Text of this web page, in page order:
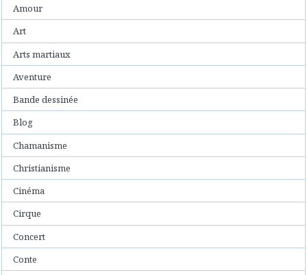
Amour
Art
Arts martiaux
Aventure
Bande dessinée
Blog
Chamanisme
Christianisme
Cinéma
Cirque
Concert
Conte